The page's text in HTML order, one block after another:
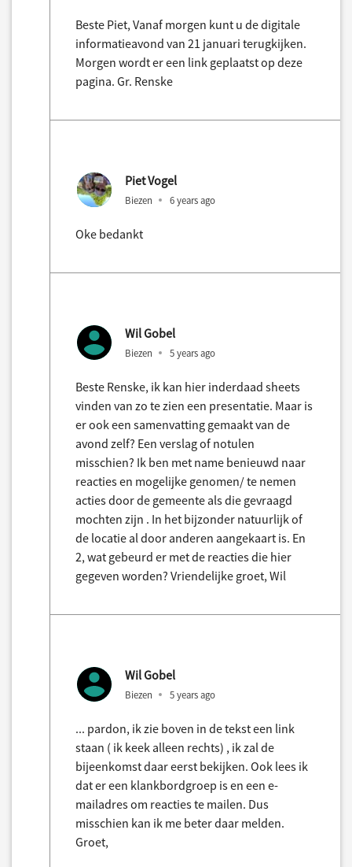
Beste Piet, Vanaf morgen kunt u de digitale
informatieavond van 21 januari terugkijken.
Morgen wordt er een link geplaatst op deze
pagina. Gr. Renske
Piet Vogel
Biezen 6 years ago
Oke bedankt
Wil Gobel
Biezen 5 years ago
Beste Renske, ik kan hier inderdaad sheets
vinden van zo te zien een presentatie. Maar is
er ook een samenvatting gemaakt van de
avond zelf? Een verslag of notulen
misschien? Ik ben met name benieuwd naar
reacties en mogelijke genomen/ te nemen
acties door de gemeente als die gevraagd
mochten zijn . In het bijzonder natuurlijk of
de locatie al door anderen aangekaart is. En
2, wat gebeurd er met de reacties die hier
gegeven worden? Vriendelijke groet, Wil
Wil Gobel
Biezen 5 years ago
... pardon, ik zie boven in de tekst een link
staan ( ik keek alleen rechts) , ik zal de
bijeenkomst daar eerst bekijken. Ook lees ik
dat er een klankbordgroep is en een e-
mailadres om reacties te mailen. Dus
misschien kan ik me beter daar melden.
Groet,